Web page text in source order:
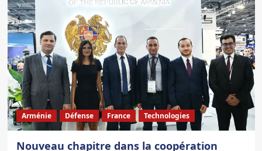
Arménie Défense France Technologies
Nouveau chapitre dans la coopération